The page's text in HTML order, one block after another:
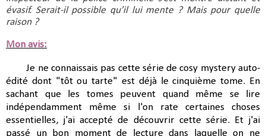
évasif. Serait-il possible qu’il lui mente ? Mais pour quelle
raison ?
Mon avis:
Je ne connaissais pas cette série de cosy mystery auto-
édité dont "tôt ou tarte" est déjà le cinquième tome. En
sachant que les tomes peuvent quand même se lire
indépendamment même si l'on rate certaines choses
essentielles, j'ai accepté de découvrir cette série. Et j'ai
passé un bon moment de lecture dans laquelle on ne